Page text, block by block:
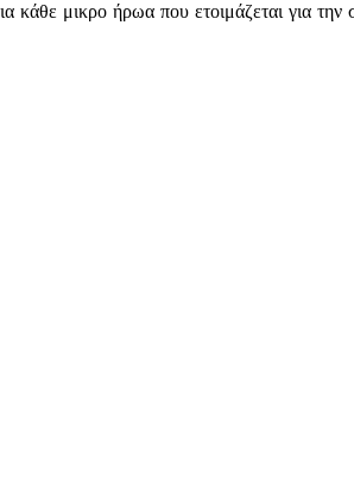
κάθε μικρο ήρωα που ετοιμάζεται για